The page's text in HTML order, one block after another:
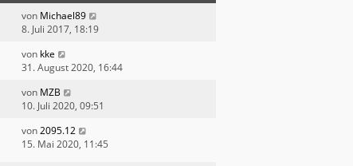
von Michael89
8. Juli 2017, 18:19
von kke
31. August 2020, 16:44
von MZB
10. Juli 2020, 09:51
von2095.12
15. Mai 2020, 11:45